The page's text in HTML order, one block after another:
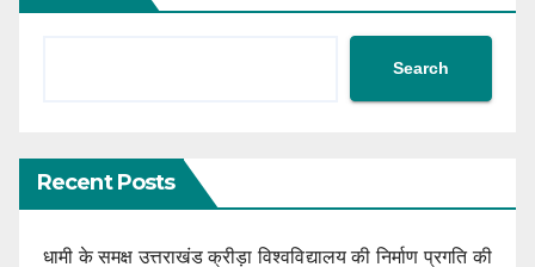
Search
Recent Posts
धामी के समक्ष उत्तराखंड क्रीड़ा विश्वविद्यालय की निर्माण प्रगति की